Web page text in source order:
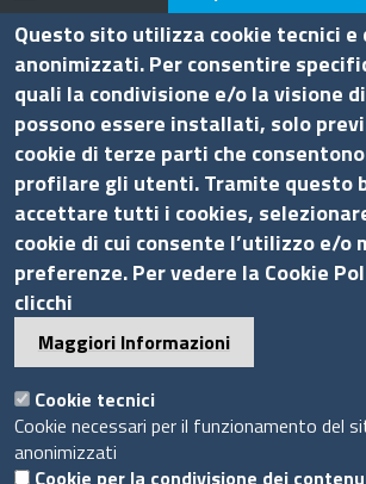
Amministrazione trasparente
Bandi di gara
Bilanci
Concorsi e selezioni
Procedimenti
Provvedimenti
Seguici su
Sito web
Accesso riservato
Questo sito utilizza cookie tecnici
anonimizzati. Per consentire
quali la condivisione e/o la visione
possono essere installati, solo
cookie di terze parti che
profilare gli utenti. Tramite questo
accettare tutti i cookies,
cookie di cui consente l’utilizzo e/o
preferenze. Per vedere la Cookie
clicchi
Maggiori Informazioni
Cookie tecnici
Cookie necessari per il funzionamento del
anonimizzati
Cookie per la condivisione dei